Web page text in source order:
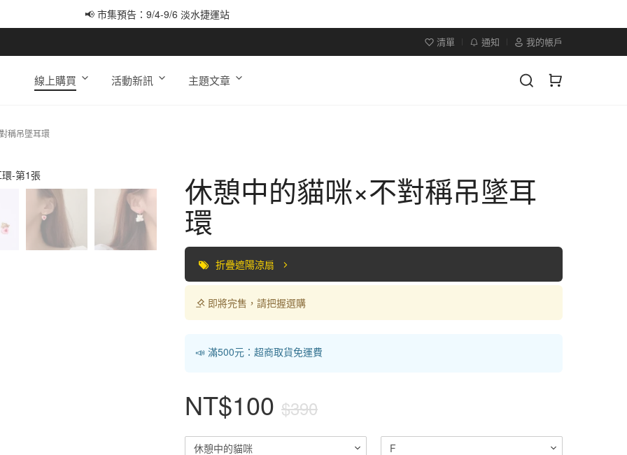
📢 市集預告：9/4-9/6 淡水捷運站
清單 通知 我的帳戶
線上購買 活動新訊 主題文章
稱吊墜耳環
休憩中的貓咪×不對稱吊墜耳
環
折疊遮陽涼扇
即將完售，請把握選購
📣 滿500元：超商取貨免運費
NT$100 $390
休憩中的貓咪 F